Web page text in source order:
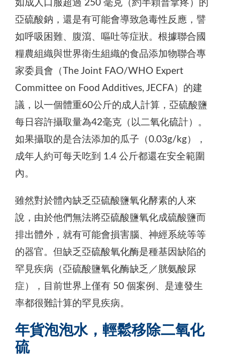
如成人口服超過 250 毫克（約半顆普拿疼）的
亞硫酸鈉，還是有可能會導致急毒性反應，譬
如呼吸困難、腹瀉、嘔吐等症狀。根據聯合國
糧農組織與世界衛生組織的食品添加物聯合專
家委員會（The Joint FAO/WHO Expert
Committee on Food Additives, JECFA）的建
議，以一個體重60公斤的成人計算，亞硫酸鹽
每日容許攝取量為42毫克（以二氧化硫計）。
如果攝取的是合法添加的瓜子（0.03g/kg），
成年人約可每天吃到 1.4 公斤都還在安全範圍
內。
雖然對於體內缺乏亞硫酸鹽氧化酵素的人來
說，由於他們無法將亞硫酸鹽氧化成硫酸鹽而
排出體外，就有可能會損害腦、神經系統等等
的器官。但缺乏亞硫酸氧化酶是種基因缺陷的
罕見疾病（亞硫酸鹽氧化酶缺乏／胱氨酸尿
症），目前世界上僅有 50 個案例、是連發生
率都很難計算的罕見疾病。
年貨泡泡水，輕鬆移除二氧化
硫